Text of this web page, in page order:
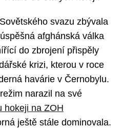
svazu zbývala
afghánská válka
do zbrojení přispěly
krizi, kterou v roce
havárie v Černobylu.
narazil na své
hokeji na ZOH
ještě stále dominovala.